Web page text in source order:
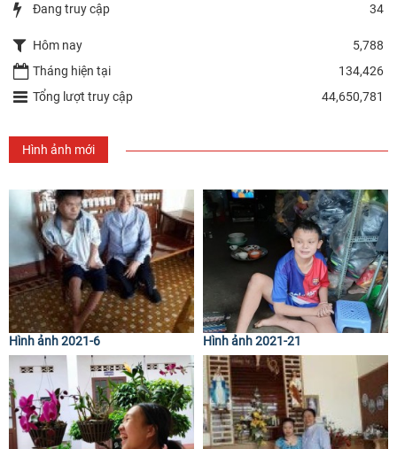
Đang truy cập 34
Hôm nay
5,788
Tháng hiện tại
134,426
Tổng lượt truy cập
44,650,781
Hình ảnh mới
Hình ảnh 2021-6 Hình ảnh 2021-21